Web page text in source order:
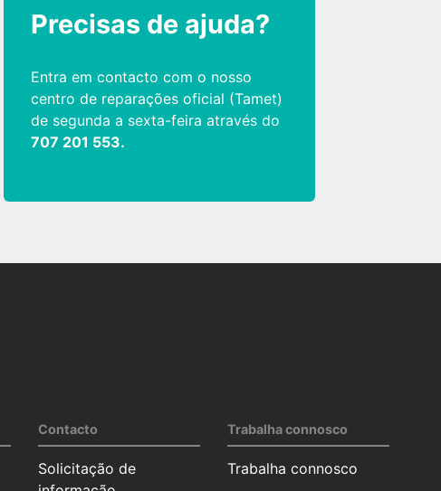
Precisas de ajuda?
Entra em contacto com o nosso
centro de reparações oficial (Tamet)
de segunda a sexta-feira através do
707 201 553.
Contacto
Solicitação de
Trabalha connosco
Trabalha connosco